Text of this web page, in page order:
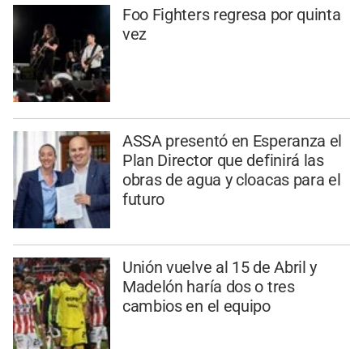
Foo Fighters regresa por quinta
vez
ASSA presentó en Esperanza el
Plan Director que definirá las
obras de agua y cloacas para el
futuro
Unión vuelve al 15 de Abril y
Madelón haría dos o tres
cambios en el equipo